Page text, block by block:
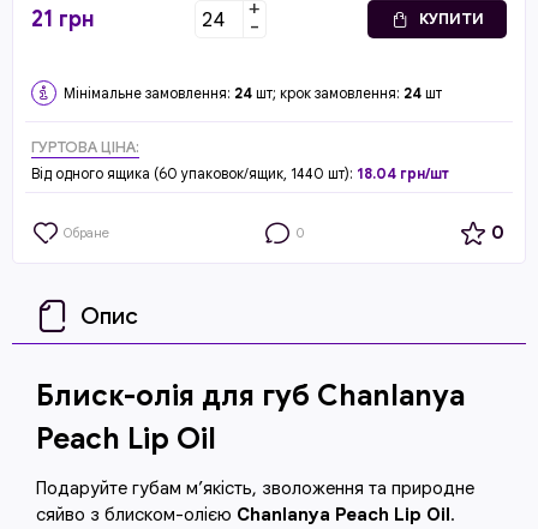
21 грн +
- КУПИТИ
Мінімальне замовлення: 24 шт; крок замовлення: 24 шт
ГУРТОВА ЦІНА:
Від одного ящика (60 упаковок/ящик, 1440 шт): 18.04 грн/шт
Обране 0 0
Опис
Блиск-олія для губ Chanlanya
Peach Lip Oil
Подаруйте губам м’якість, зволоження та природне
сяйво з блиском-олією Chanlanya Peach Lip Oil.